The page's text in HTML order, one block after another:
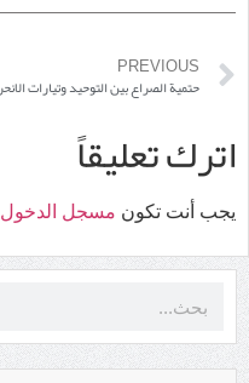
PREVIOUS
اترك تعليقاً
يجب أنت تكون مسجل الدخول